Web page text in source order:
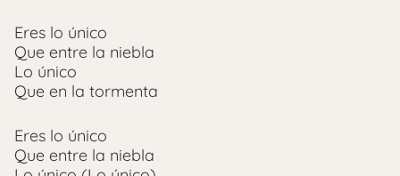
Eres lo único
Que entre la niebla
Lo único
Que en la tormenta
Eres lo único
Que entre la niebla